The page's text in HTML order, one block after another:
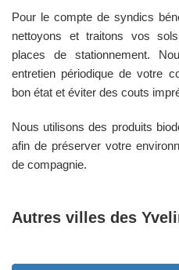
Pour le compte de syndics
nettoyons et traitons vos
places de stationnement.
entretien périodique de votre
bon état et éviter des couts
Nous utilisons des produits
afin de préserver votre
de compagnie.
Autres villes des